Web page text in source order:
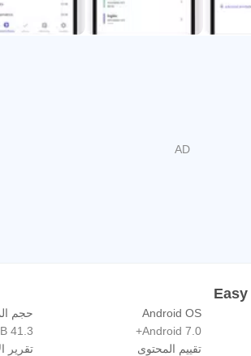
Android OS
Android 7.0+
حجم
41.3 MB
تقييم المحتوى
تقرير